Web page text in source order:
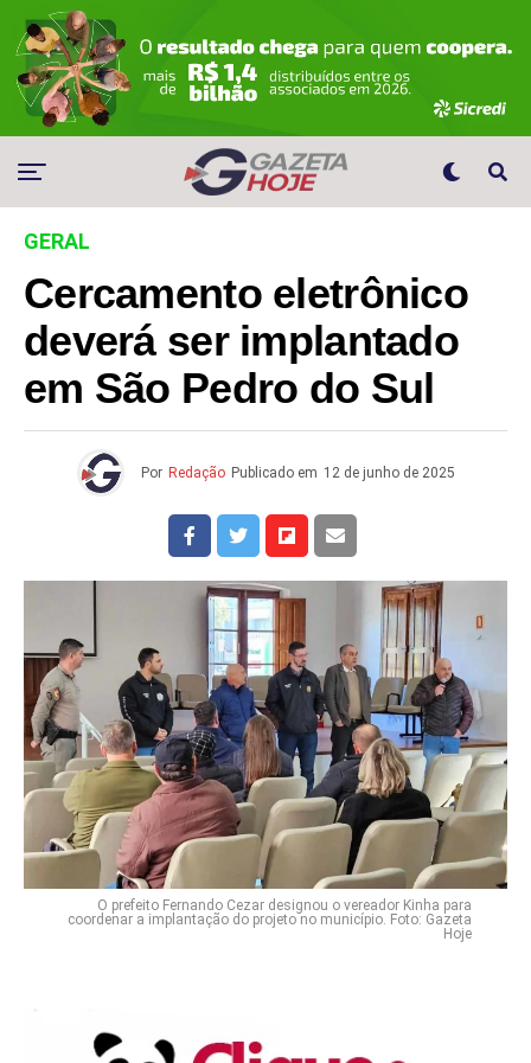
GERAL
Cercamento eletrônico
deverá ser implantado
em São Pedro do Sul
Por Redação Publicado em 12 de junho de 2025
O prefeito Fernando Cezar designou o vereador Kinha para
coordenar a implantação do projeto no município. Foto: Gazeta
Hoje